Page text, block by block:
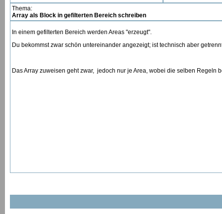
Thema:
Array als Block in gefilterten Bereich schreiben
In einem gefilterten Bereich werden Areas "erzeugt".
Du bekommst zwar schön untereinander angezeigt; ist technisch aber
Das Array zuweisen geht zwar, jedoch nur je Area, wobei die selben Regeln